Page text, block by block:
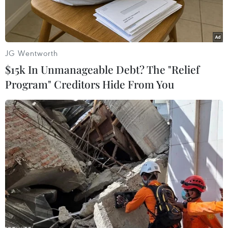
Cơ quan tình báo Trung ương Mỹ(CIA) đã lên
tiếng chính thức thừa nhận sự tồn tại căn cứ
quân sự tại khu sa mạcNevada dưới tên gọi là
Khu 51.
Căn cứ này từng được sử dụng trong thời kỳ
Chiến tranh Lạnh để thử nghiệm cáclọai máy
bay do thám; trong đó có U-2, A-12 và D-21, ba
loại có khả năng bay rấtcao và xa.
Theo báo trên, mọi người trên thế giới đã được
nghe về Khu 51, được thànhlập vào thập niên
1950 theo lệnh của Tổng thống Mỹ khi đó là
Dwight Eisenhower,tuy nhiên đây là lần đầu
tiên căn cứ này được cơ quan chính phủ Mỹ
công nhận vàđưa ra công chúng quả là một điều
JG Wentworth
$15k In Unmanageable Debt? The "Relief
Program" Creditors Hide From You